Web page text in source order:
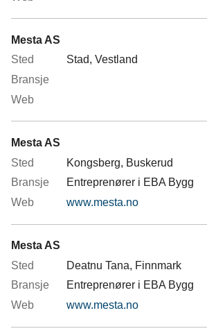
Mesta AS
Stad, Vestland
Mesta AS
Kongsberg, Buskerud
Entreprenører i EBA Bygg
www.mesta.no
Mesta AS
Deatnu Tana, Finnmark
Entreprenører i EBA Bygg
www.mesta.no